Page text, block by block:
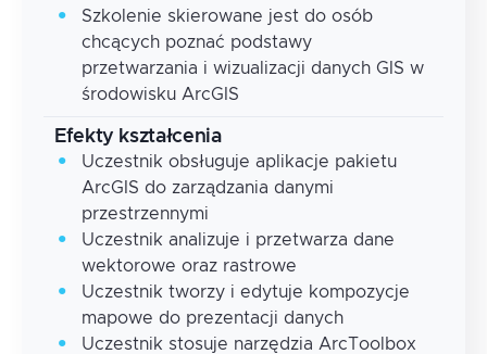
Szkolenie skierowane jest do osób
chcących poznać podstawy
przetwarzania i wizualizacji danych GIS w
środowisku ArcGIS
Efekty kształcenia
Uczestnik obsługuje aplikacje pakietu
ArcGIS do zarządzania danymi
przestrzennymi
Uczestnik analizuje i przetwarza dane
wektorowe oraz rastrowe
Uczestnik tworzy i edytuje kompozycje
mapowe do prezentacji danych
Uczestnik stosuje narzędzia ArcToolbox